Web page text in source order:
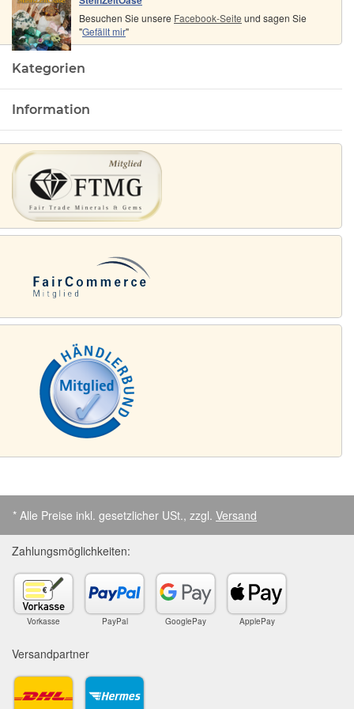
Besuchen Sie unsere Facebook-Seite und sagen Sie
"Gefällt mir"
Kategorien
Information
* Alle Preise inkl. gesetzlicher USt., zzgl. Versand
Zahlungsmöglichkeiten:
Vorkasse PayPal GooglePay ApplePay
Versandpartner